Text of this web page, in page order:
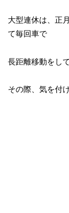
大型連休は、正
て毎回車で
長距離移動をし
その際、気を付